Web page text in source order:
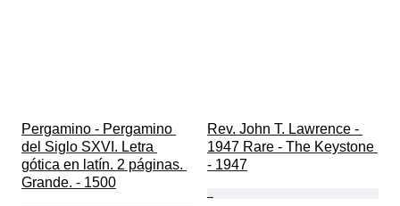
Pergamino - Pergamino
del Siglo SXVI. Letra
gótica en latín. 2 páginas.
Grande. - 1500
Rev. John T. Lawrence -
1947 Rare - The Keystone
- 1947